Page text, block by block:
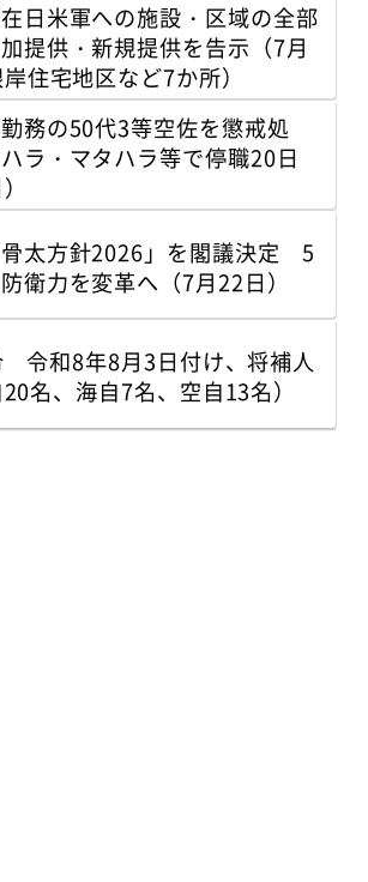
日米軍への施設・区域の全部
提供・新規提供を告示（7月
住宅地区など7か所）
務の50代3等空佐を懲戒処
ラ・マタハラ等で停職20日
太方針2026」を閣議決定 5
衛力を変革へ（7月22日）
令和8年8月3日付け、将補人
名、海自7名、空自13名）